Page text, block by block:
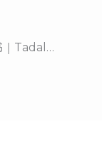
｜Tadal…